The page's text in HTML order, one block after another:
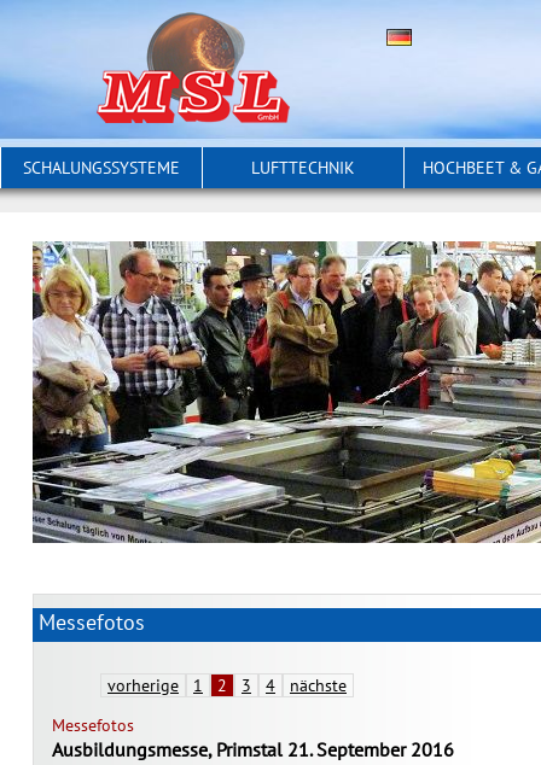
SCHALUNGSSYSTEME LUFTTECHNIK HOCHBEET &
Messefotos
vorherige 1 2 3 4
nächste
Messefotos
Ausbildungsmesse, Primstal 21. September 2016